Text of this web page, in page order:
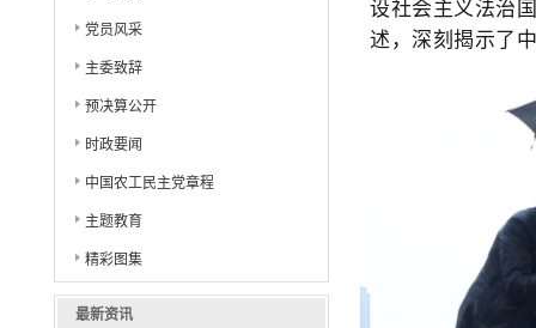
党员风采
主委致辞
预决算公开
时政要闻
中国农工民主党章程
主题教育
精彩图集
最新资讯
设社会主义法治
述，深刻揭示了